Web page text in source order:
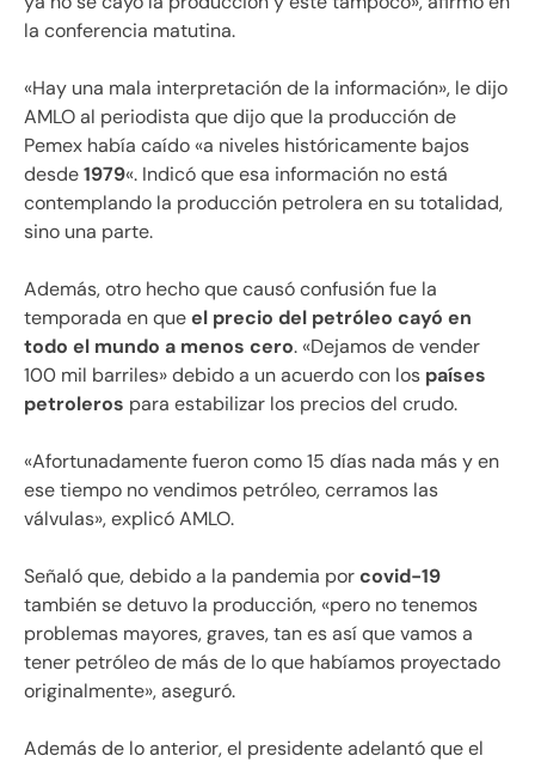
la conferencia matutina.
«Hay una mala interpretación de la información», le dijo
AMLO al periodista que dijo que la producción de
Pemex había caído «a niveles históricamente bajos
desde1979«. Indicó que esa información no está
contemplando la producción petrolera en su totalidad,
sino una parte.
Además, otro hecho que causó confusión fue la
temporada en queel precio del petróleo cayó en
todo el mundo a menos cero. «Dejamos de vender
100 mil barriles» debido a un acuerdo con los países
petroleros para estabilizar los precios del crudo.
«Afortunadamente fueron como 15 días nada más y en
ese tiempo no vendimos petróleo, cerramos las
válvulas», explicó AMLO.
Señaló que, debido a la pandemia porcovid-19
también se detuvo la producción, «pero no tenemos
problemas mayores, graves, tan es así que vamos a
tener petróleo de más de lo que habíamos proyectado
originalmente», aseguró.
Además de lo anterior, el presidente adelantó que el